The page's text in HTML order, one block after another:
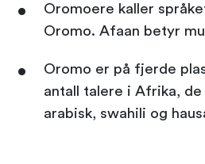
Oromoere kaller
Oromo. Afaan betyr
Oromo er på fjerde
antall talere i Afrika,
arabisk, swahili og